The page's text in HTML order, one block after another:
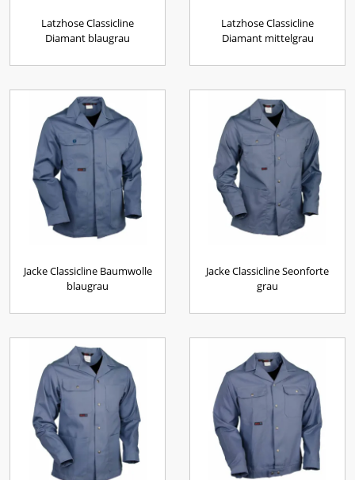
Latzhose Classicline
Diamant blaugrau
Latzhose Classicline
Diamant mittelgrau
Jacke Classicline Baumwolle
blaugrau
Jacke Classicline Seonforte
grau